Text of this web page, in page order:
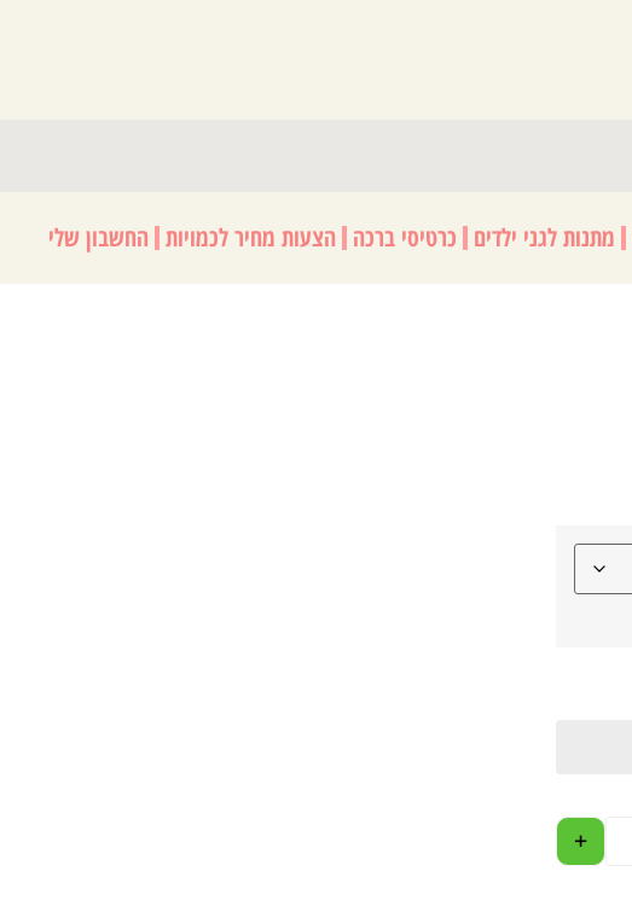
מתנות לגני ילדים כרטיסי ברכה הצעות מחיר לכמויות החשבון שלי
+